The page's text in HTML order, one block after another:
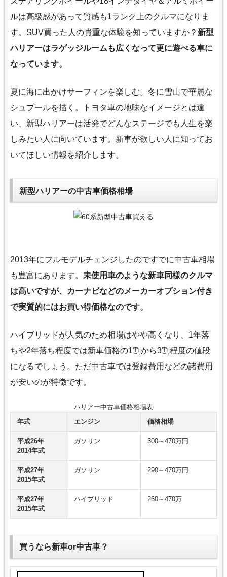
ルは高級感があって質感も1ランク上のクルマになりま
す。SUV買った人の貴重な体験を知っていますか？ 新型
ハリアーはラゲッジルームも広くなって更に遊べる車に
なっています。
夏に海に出かけサーフィンを楽しむ。冬に雪山で華麗な
シュプールを描く。トヨタ車の地味なイメージとは違
い、新型ハリアーは活発でどんなステージでも人生を楽
しみたい人に向いています。新車が欲しい人に知ってお
いてほしい情報を紹介します。
新型ハリアーの中古車価格相場
2013年にフルモデルチェンジしたのですでに中古車相場
も豊富にあります。 未使用車のような新車同様のクルマ
は高いですが、カーナビなどのメーカーオプション付き
で実質的にはお買い得価格なのです。
ハイブリッドが人気のため相場はやや高くなり、1年落
ちや2年落ち程度では新車価格の1割から3割程度の値段
になるでしょう。ただ中古車では登録費用などの諸費用
が安いのが特徴です。
ハリアー中古車価格相場表
年式
エンジン 価格相場
平成26年
2014年式
ガソリン 300～470万円
平成27年
2015年式
ガソリン 290～470万円
平成27年
2015年式
ハイブリッド 260～470万
買うなら新車or中古車？